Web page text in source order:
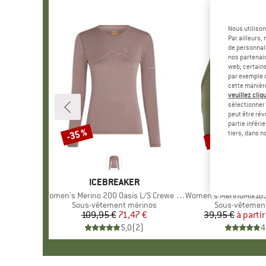
MARQUE
ICEBREAKER
Article
Women's Merino 200 Oasis L/S Crewe Rainer Ridge
Product group
Sous-vêtement mérinos
Prix
109,95 €Prix réduit
71,47 €
5,0(2)
Remise
-35 %
Article
Women's MerinoMix165
Product group
Sous-
39,95 € à
Remise
Jusqu'à -35 %
Nous
Par ailleurs,
de
nos
web;
par
cette
veuillez
sélectionner
peut être
partie
tiers, dans